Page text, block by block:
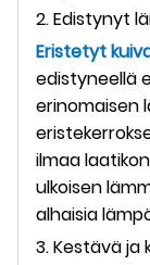
2. Edistynyt
Eristetyt
edistyneellä
erinomaisen
ilmaa
ulkoisen
alhaisia
3. Kestävä ja